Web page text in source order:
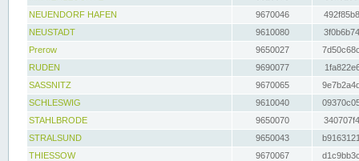
NEUENDORF HAFEN
9670046
NEUSTADT
9610080
Prerow
9650027
RUDEN
9690077
SASSNITZ
9670065
SCHLESWIG
9610040
STAHLBRODE
9650070
STRALSUND
9650043
THIESSOW
9670067